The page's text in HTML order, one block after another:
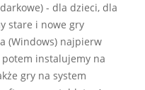
- dla dzieci, dla
stare i nowe gry
(Windows) najpierw
instalujemy na
gry na system